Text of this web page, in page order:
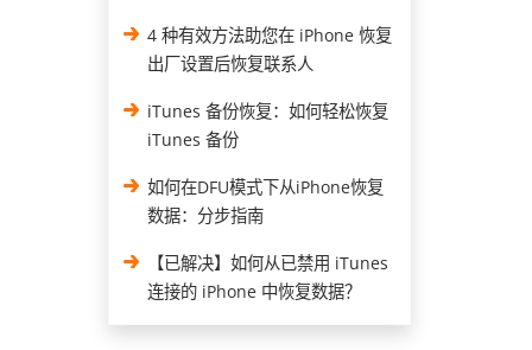
4 种有效方法助您在 iPhone 恢复
出厂设置后恢复联系人
iTunes 备份恢复：如何轻松恢复
iTunes 备份
如何在DFU模式下从iPhone恢复
数据：分步指南
【已解决】如何从已禁用 iTunes
连接的 iPhone 中恢复数据？